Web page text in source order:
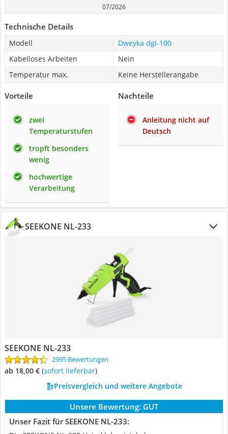
07/2026
Technische Details
Modell
Dweyka dgl-100
Kabelloses Arbeiten
Nein
Temperatur max.
Keine Herstellerangabe
Vorteile
zwei
Temperaturstufen
tropft besonders
wenig
hochwertige
Verarbeitung
Nachteile
Anleitung nicht auf
Deutsch
SEEKONE NL-233
SEEKONE NL-233
2995 Bewertungen
ab 18,00 € ( Sofort lieferbar)
Preisvergleich und weitere Angebote
Unsere Bewertung: GUT
Unser Fazit für SEEKONE NL-233: